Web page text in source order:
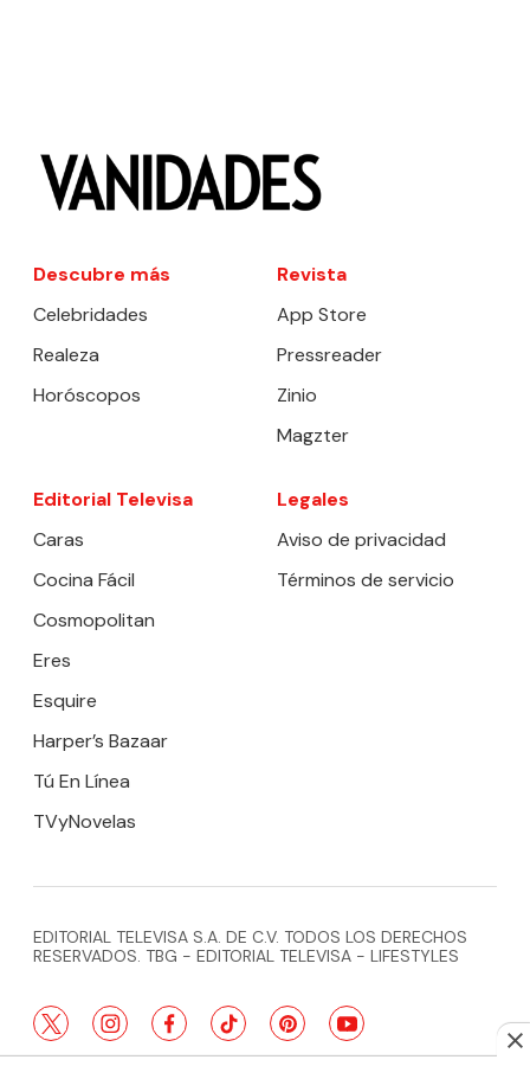
Descubre más
Celebridades
Realeza
Horóscopos
Revista
App Store
Pressreader
Zinio
Magzter
Editorial Televisa
Caras
Cocina Fácil
Cosmopolitan
Eres
Esquire
Harper’s Bazaar
Tú En Línea
TVyNovelas
Legales
Aviso de privacidad
Términos de servicio
EDITORIAL TELEVISA S.A. DE C.V. TODOS LOS DERECHOS
RESERVADOS. TBG - EDITORIAL TELEVISA - LIFESTYLES
twitterinstagramfacebooktiktokpinterestyoutube